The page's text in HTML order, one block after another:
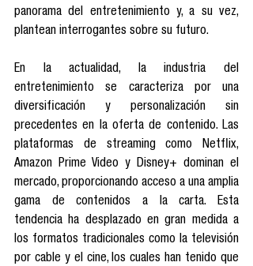
panorama del entretenimiento y, a su vez,
plantean interrogantes sobre su futuro.
En la actualidad, la industria del
entretenimiento se caracteriza por una
diversificación y personalización sin
precedentes en la oferta de contenido. Las
plataformas de streaming como Netflix,
Amazon Prime Video y Disney+ dominan el
mercado, proporcionando acceso a una amplia
gama de contenidos a la carta. Esta
tendencia ha desplazado en gran medida a
los formatos tradicionales como la televisión
por cable y el cine, los cuales han tenido que